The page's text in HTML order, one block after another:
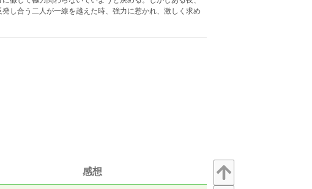
合う二人が一線を越えた時、強力に惹かれ、激しく求め
感想